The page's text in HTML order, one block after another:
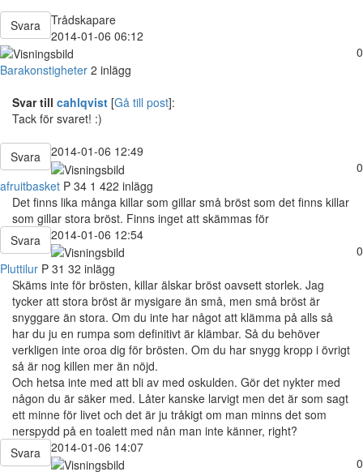
Svara
Trådskapare
2014-01-06 06:12
0
Barakonstigheter 2 inlägg
Svar till cahlqvist [Gå till post]:
Tack för svaret! :)
Svara
2014-01-06 12:49
0
afruitbasket P 34 1 422 inlägg
Det finns lika många killar som gillar små bröst som det finns killar
som gillar stora bröst. Finns inget att skämmas för
Svara
2014-01-06 12:54
0
Pluttilur P 31 32 inlägg
Skäms inte för brösten, killar älskar bröst oavsett storlek. Jag
tycker att stora bröst är mysigare än små, men små bröst är
snyggare än stora. Om du inte har något att klämma på alls så
har du ju en rumpa som definitivt är klämbar. Så du behöver
verkligen inte oroa dig för brösten. Om du har snygg kropp i övrigt
så är nog killen mer än nöjd.
Och hetsa inte med att bli av med oskulden. Gör det nykter med
någon du är säker med. Låter kanske larvigt men det är som sagt
ett minne för livet och det är ju tråkigt om man minns det som
nerspydd på en toalett med nån man inte känner, right?
Svara
2014-01-06 14:07
0